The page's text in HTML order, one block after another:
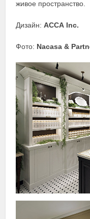
живое пространство.
Дизайн:АССА Inc.
Фото: Nacasa &